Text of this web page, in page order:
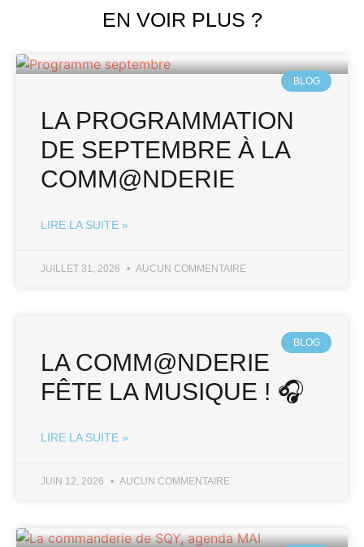
EN VOIR PLUS ?
BLOG
LA PROGRAMMATION
DE SEPTEMBRE À LA
COMM@NDERIE
LIRE LA SUITE »
JUILLET 31, 2026 AUCUN COMMENTAIRE
BLOG
LA COMM@NDERIE
FÊTE LA MUSIQUE ! 🎧
LIRE LA SUITE »
JUIN 12, 2026 AUCUN COMMENTAIRE